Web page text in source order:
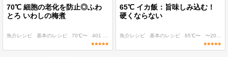
70℃ 細胞の老化を防止◎ふわ
とろ いわしの梅煮
魚介レシピ 基本のレシピ 70℃〜 401 kcal〜 糖質 20g以下
65℃ イカ飯：旨味しみ込む！
硬くならない
魚介レシピ 基本のレシピ 65℃〜 〜200 kcal